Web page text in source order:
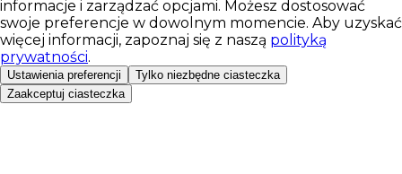
informacje i zarządzać opcjami. Możesz dostosować
swoje preferencje w dowolnym momencie. Aby uzyskać
więcej informacji, zapoznaj się z naszą polityką
prywatności.
Ustawienia preferencji
Tylko niezbędne ciasteczka
Zaakceptuj ciasteczka